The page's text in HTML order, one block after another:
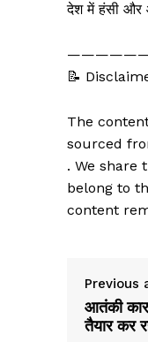
देश में हंसी और
📝
The
sourced
. We share
belong to
content
Previous
आतंकी
तैयार कर